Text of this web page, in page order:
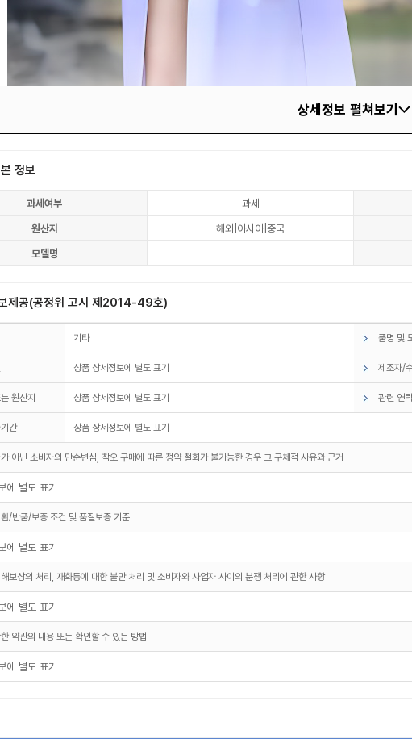
상세정보 펼쳐보기
정보
과세여부 과세
원산지
해외|아시아|중국
모델명
제공(공정위 고시 제2014-49호)
기타 품명 및
상품 상세정보에 별도 표기 제조자/
원산지 상품 상세정보에 별도 표기 관련 연
간 상품 상세정보에 별도 표기
아닌 소비자의 단순변심, 착오 구매에 따른 청약 철회가 불가능한 경우 그 구체적 사유와 근거
에 별도 표기
/반품/보증 조건 및 품질보증 기준
에 별도 표기
보상의 처리, 재화등에 대한 불만 처리 및 소비자와 사업자 사이의 분쟁 처리에 관한 사항
에 별도 표기
약관의 내용 또는 확인할 수 있는 방법
에 별도 표기